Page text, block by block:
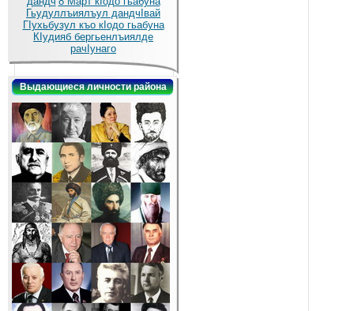
Гьудуллъиялъул дандчIвай
ГIухьбузул къо кIодо гьабуна
КIудияб бергьенлъиялде
рачIунаго
Выдающиеся личности района